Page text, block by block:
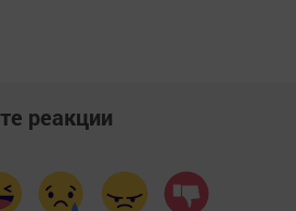
реакции